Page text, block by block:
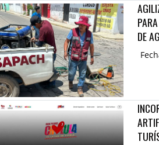
DE